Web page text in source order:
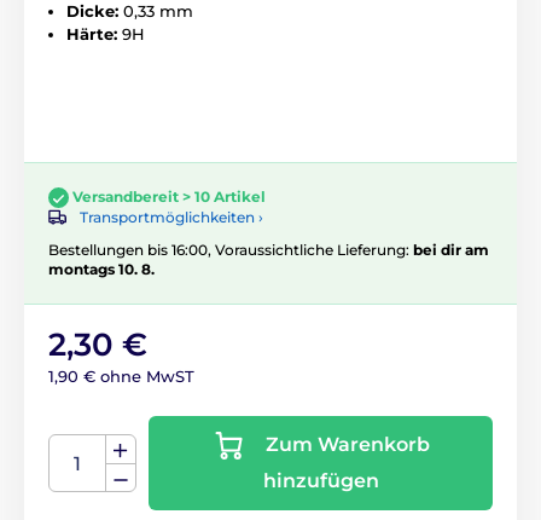
Dicke: 0,33 mm
Härte: 9H
Versandbereit > 10 Artikel
Transportmöglichkeiten ›
Bestellungen bis 16:00, Voraussichtliche Lieferung: bei dir am
montags 10. 8.
2,30 €
1,90 € ohne MwST
Zum Warenkorb
hinzufügen